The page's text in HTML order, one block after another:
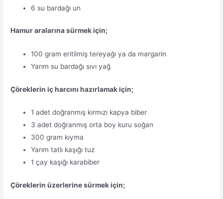
6 su bardağı un
Hamur aralarına sürmek için;
100 gram eritilmiş tereyağı ya da margarin
Yarım su bardağı sıvı yağ
Çöreklerin iç harcını hazırlamak için;
1 adet doğranmış kırmızı kapya biber
3 adet doğranmış orta boy kuru soğan
300 gram kıyma
Yarım tatlı kaşığı tuz
1 çay kaşığı karabiber
Çöreklerin üzerlerine sürmek için;